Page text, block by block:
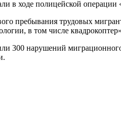
в ходе полицейской
пребывания трудовых
в том числе
300 нарушений